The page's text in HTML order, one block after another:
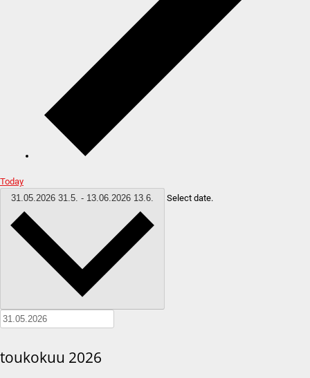
Today
31.05.2026 31.5. - 13.06.2026 13.6. Select date.
toukokuu 2026